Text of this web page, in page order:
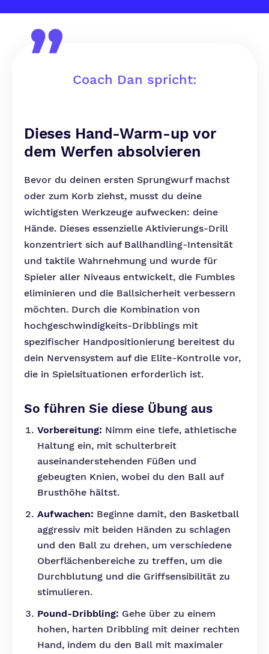
Coach Dan spricht:
Dieses Hand-Warm-up vor
dem Werfen absolvieren
Bevor du deinen ersten Sprungwurf machst
oder zum Korb ziehst, musst du deine
wichtigsten Werkzeuge aufwecken: deine
Hände. Dieses essenzielle Aktivierungs-Drill
konzentriert sich auf Ballhandling-Intensität
und taktile Wahrnehmung und wurde für
Spieler aller Niveaus entwickelt, die Fumbles
eliminieren und die Ballsicherheit verbessern
möchten. Durch die Kombination von
hochgeschwindigkeits-Dribblings mit
spezifischer Handpositionierung bereitest du
dein Nervensystem auf die Elite-Kontrolle vor,
die in Spielsituationen erforderlich ist.
So führen Sie diese Übung aus
Vorbereitung: Nimm eine tiefe, athletische
Haltung ein, mit schulterbreit
auseinanderstehenden Füßen und
gebeugten Knien, wobei du den Ball auf
Brusthöhe hältst.
Aufwachen: Beginne damit, den Basketball
aggressiv mit beiden Händen zu schlagen
und den Ball zu drehen, um verschiedene
Oberflächenbereiche zu treffen, um die
Durchblutung und die Griffsensibilität zu
stimulieren.
Pound-Dribbling: Gehe über zu einem
hohen, harten Dribbling mit deiner rechten
Hand, indem du den Ball mit maximaler